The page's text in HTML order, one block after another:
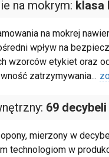
na mokrym: klasa
na mokrej
wpływ na
wzorców etykiet oraz
zatrzymywania...
69 decybeli
opony, mierzony w
technologiom w